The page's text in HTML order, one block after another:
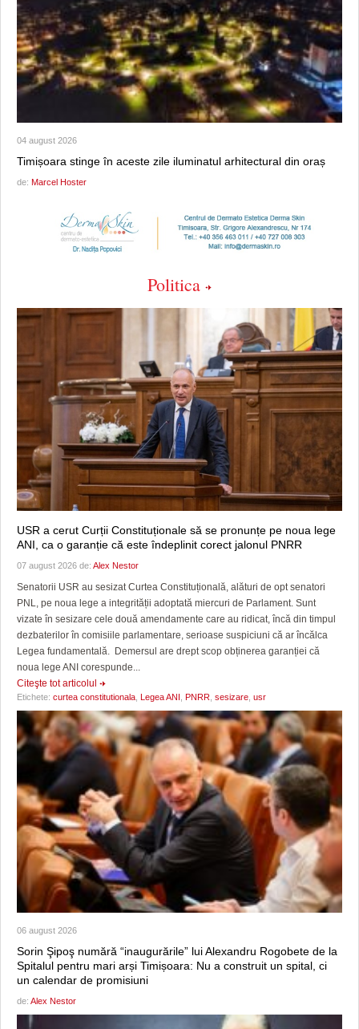
04 august 2026
Timișoara stinge în aceste zile iluminatul arhitectural din oraș
de: Marcel Hoster
Politica
USR a cerut Curții Constituționale să se pronunțe pe noua lege
ANI, ca o garanție că este îndeplinit corect jalonul PNRR
07 august 2026 de: Alex Nestor
Senatorii USR au sesizat Curtea Constituțională, alături de opt senatori
PNL, pe noua lege a integrității adoptată miercuri de Parlament. Sunt
vizate în sesizare cele două amendamente care au ridicat, încă din timpul
dezbaterilor în comisiile parlamentare, serioase suspiciuni că ar încălca
Legea fundamentală. Demersul are drept scop obținerea garanției că
noua lege ANI corespunde...
Citeşte tot articolul
Etichete: curtea constitutionala Legea ANI PNRR sesizare usr
06 august 2026
Sorin Şipoş numără “inaugurările” lui Alexandru Rogobete de la
Spitalul pentru mari arși Timișoara: Nu a construit un spital, ci
un calendar de promisiuni
de: Alex Nestor